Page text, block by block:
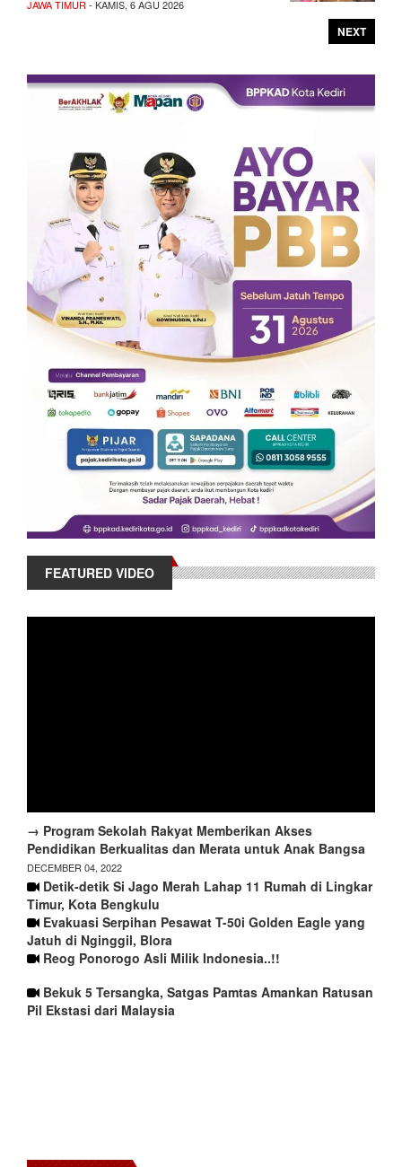
JAWA TIMUR - KAMIS, 6 AGU 2026
NEXT
FEATURED VIDEO
→ Program Sekolah Rakyat Memberikan Akses
Pendidikan Berkualitas dan Merata untuk Anak Bangsa
DECEMBER 04, 2022
Detik-detik Si Jago Merah Lahap 11 Rumah di Lingkar
Timur, Kota Bengkulu
Evakuasi Serpihan Pesawat T-50i Golden Eagle yang
Jatuh di Nginggil, Blora
Reog Ponorogo Asli Milik Indonesia..!!
Bekuk 5 Tersangka, Satgas Pamtas Amankan Ratusan
Pil Ekstasi dari Malaysia